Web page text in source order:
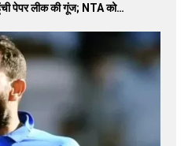
पेपर लीक की गूंज; NTA को…